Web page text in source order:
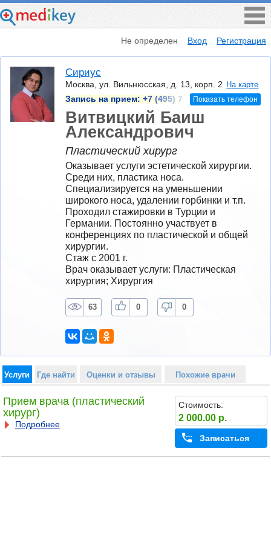
Не определен Вход Регистрация
Сириус
Москва, ул. Вильнюсская, д. 13, корп. 2 На карте
Запись на прием: +7 (495) 7 Показать телефон
Витвицкий Баиш
Александрович
Пластический хирург
Оказывает услуги эстетической хирургии.
Среди них, пластика носа.
Специализируется на уменьшении
широкого носа, удалении горбинки и т.п.
Проходил стажировки в Турции и
Германии. Постоянно участвует в
конференциях по пластической и общей
хирургии.
Стаж с 2001 г.
Врач оказывает услуги: Пластическая
хирургия; Хирургия
63 0 0
Услуги Где найти Оценки и отзывы Похожие врачи
Прием врача (пластический
хирург)
Подробнее
Стоимость:
2 000.00 р.
Записаться